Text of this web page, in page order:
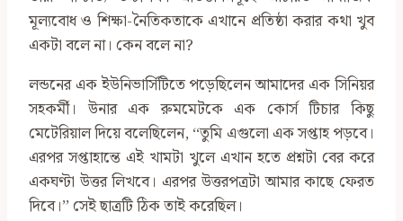
মূল্যবোধ ও শিক্ষা-নৈতিকতাকে এখানে প্রতিষ্ঠা করার কথা খুব
একটা বলে না। কেন বলে না?
লন্ডনের এক ইউনিভার্সিটিতে পড়েছিলেন আমাদের এক সিনিয়র
সহকর্মী। উনার এক রুমমেটকে এক কোর্স টিচার কিছু
মেটেরিয়াল দিয়ে বলেছিলেন, ‘‘তুমি এগুলো এক সপ্তাহ পড়বে।
এরপর সপ্তাহান্তে এই খামটা খুলে এখান হতে প্রশ্নটা বের করে
একঘণ্টা উত্তর লিখবে। এরপর উত্তরপত্রটা আমার কাছে ফেরত
দিবে।’’ সেই ছাত্রটি ঠিক তাই করেছিল।